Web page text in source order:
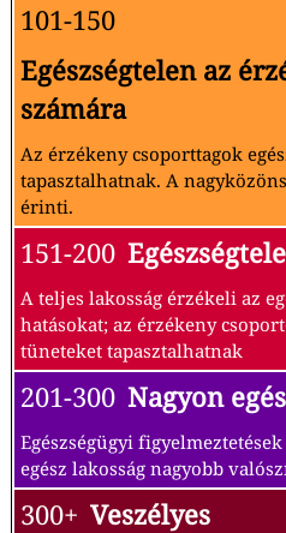
101-150
Egészségtelen az
számára
Az érzékeny csoporttagok
tapasztalhatnak. A
érinti.
151-200
A teljes lakosság érzékeli az
hatásokat; az érzékeny
tüneteket tapasztalhatnak
201-300 Nagyon
Egészségügyi
egész lakosság nagyobb
300+ Veszélyes